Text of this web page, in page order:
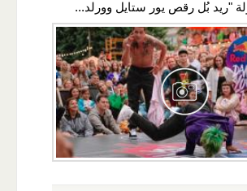
"ريد بُل رقص يور ستايل وورلد...